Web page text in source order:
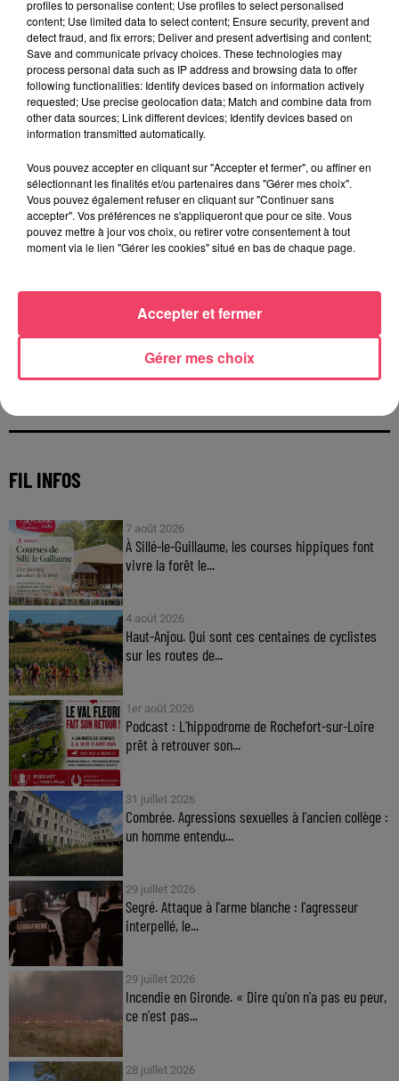
24 juin 2026
DANS LE HAUT-ANJOU. DES PROJETS DE RECHERCHE MÉDICALE
AUTOUR DES...
JEUX
C'est plus ou c'est moins : Jusqu'à 300€ à gagner
FIL INFOS
7 août 2026
À Sillé-le-Guillaume, les courses hippiques font
vivre la forêt le...
4 août 2026
Haut-Anjou. Qui sont ces centaines de cyclistes
sur les routes de...
1er août 2026
Podcast : L’hippodrome de Rochefort-sur-Loire
prêt à retrouver son...
31 juillet 2026
Combrée. Agressions sexuelles à l'ancien collège :
un homme entendu...
29 juillet 2026
Segré. Attaque à l'arme blanche : l'agresseur
interpellé, le...
29 juillet 2026
Incendie en Gironde. « Dire qu'on n'a pas eu peur,
ce n'est pas...
28 juillet 2026
profiles to personalise content; Use profiles to select personalised
content; Use limited data to select content; Ensure security, prevent and
detect fraud, and fix errors; Deliver and present advertising and content;
Save and communicate privacy choices. These technologies may
process personal data such as IP address and browsing data to offer
following functionalities: Identify devices based on information actively
requested; Use precise geolocation data; Match and combine data from
other data sources; Link different devices; Identify devices based on
information transmitted automatically.
Vous pouvez accepter en cliquant sur "Accepter et fermer", ou affiner en
sélectionnant les finalités et/ou partenaires dans "Gérer mes choix".
Vous pouvez également refuser en cliquant sur "Continuer sans
accepter". Vos préférences ne s'appliqueront que pour ce site. Vous
pouvez mettre à jour vos choix, ou retirer votre consentement à tout
moment via le lien "Gérer les cookies" situé en bas de chaque page.
Gérer mes choix
Accepter et fermer